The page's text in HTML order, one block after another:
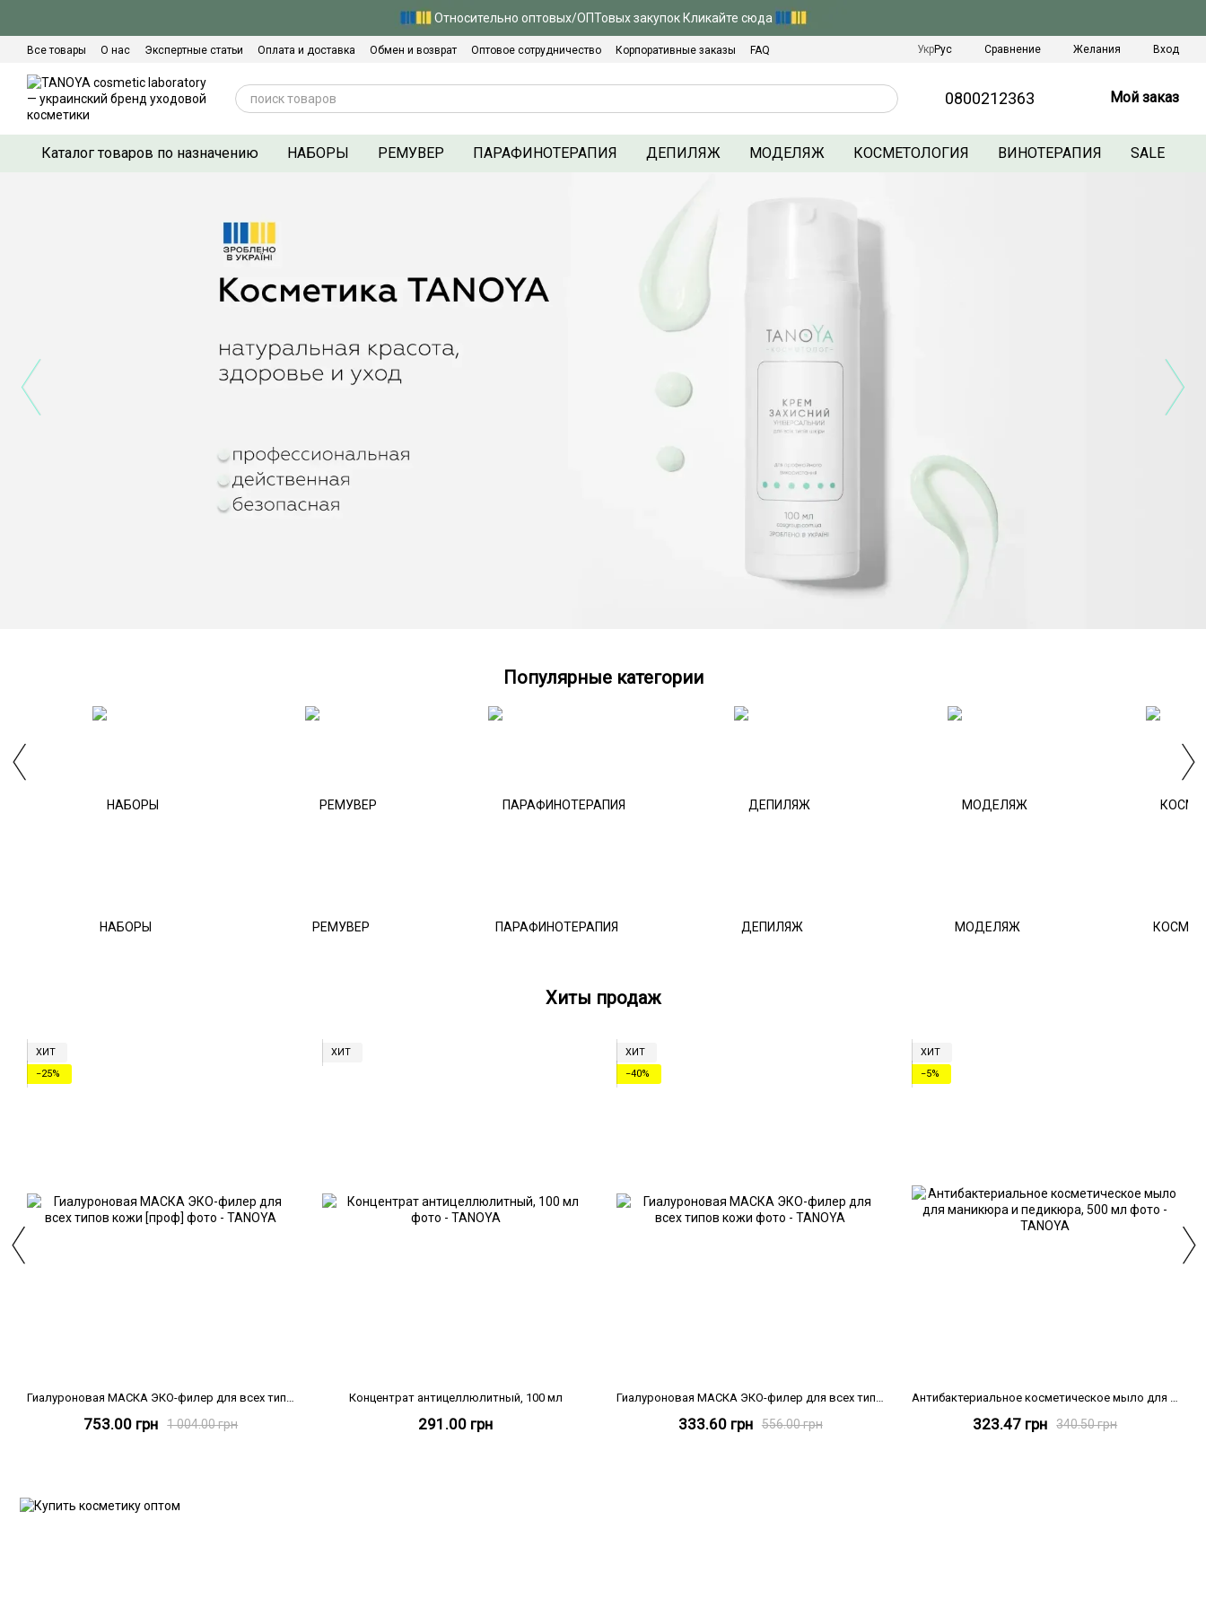
Относительно оптовых/ОПТовых закупок Кликайте сюда
Все товары О нас Экспертные статьи Оплата и доставка Обмен и возврат Оптовое сотрудничество Корпоративные заказы
FAQ
УкрРус Сравнение Желания Вход
0800212363 Мой заказ
Каталог товаров по назначению НАБОРЫ РЕМУВЕР ПАРАФИНОТЕРАПИЯ ДЕПИЛЯЖ МОДЕЛЯЖ КОСМЕТОЛОГИЯ ВИНОТЕРАПИЯ SALE
Популярные категории
НАБОРЫ РЕМУВЕР ПАРАФИНОТЕРАПИЯ ДЕПИЛЯЖ МОДЕЛЯЖ
Хиты продаж
ХИТ
−25%
Гиалуроновая МАСКА ЭКО-филер для всех типов кожи [проф], 275 мл
1 004.00 грн
753.00 грн
ХИТ
Концентрат антицеллюлитный, 100 мл
291.00 грн
ХИТ
−40%
Гиалуроновая МАСКА ЭКО-филер для всех типов кожи, 100 мл
556.00 грн
333.60 грн
ХИТ
−5%
Антибактериальное косметическое мыло для маникюра и педикюра, 500 мл
340.50 грн
323.47 грн